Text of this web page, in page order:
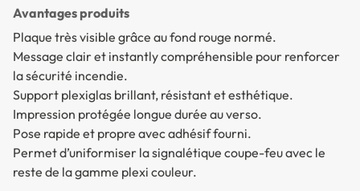
Avantages produits
Plaque très visible grâce au fond rouge normé.
Message clair et instantly compréhensible pour renforcer
la sécurité incendie.
Support plexiglas brillant, résistant et esthétique.
Impression protégée longue durée au verso.
Pose rapide et propre avec adhésif fourni.
Permet d’uniformiser la signalétique coupe-feu avec le
reste de la gamme plexi couleur.